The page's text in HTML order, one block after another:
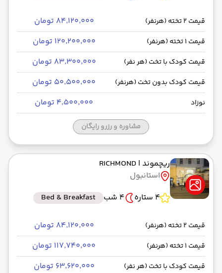
قیمت 2 تخته (هرنفر) ۸۴٬۱۲۰٬۰۰۰ تومان
قیمت 1 تخته (هرنفر) ۱۲۰٬۲۰۰٬۰۰۰ تومان
قیمت کودک با تخت (هر نفر) ۸۳٬۳۰۰٬۰۰۰ تومان
قیمت کودک بدون تخت (هرنفر) ۵۰٬۵۰۰٬۰۰۰ تومان
نوزاد ۴٬۵۰۰٬۰۰۰ تومان
مشاوره و رزرو رایگان
ریچموند | RICHMOND
استانبول
4 ستاره
4 شب Bed & Breakfast
قیمت 2 تخته (هرنفر) ۸۴٬۱۲۰٬۰۰۰ تومان
قیمت 1 تخته (هرنفر) ۱۱۷٬۷۴۰٬۰۰۰ تومان
قیمت کودک با تخت (هر نفر) ۶۳٬۶۲۰٬۰۰۰ تومان